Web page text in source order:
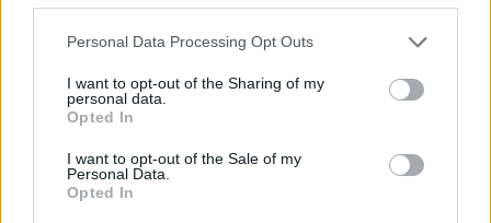
Personal Data Processing Opt Outs
I want to opt-out of the Sharing of my
personal data.
Opted In
I want to opt-out of the Sale of my
Personal Data.
Opted In
Τζεφ Μοντάνα: «Κανένας δεν μπορεί
να σου πει ποιος είσαι»